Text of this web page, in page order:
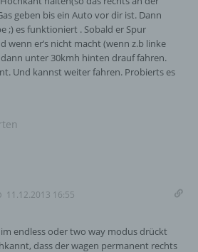
geben bis ein Auto vor dir ist. Dann
;) es funktioniert . Sobald er Spur
wenn er’s nicht macht (wenn z.b linke
unter 30kmh hinten drauf fahren.
Und kannst weiter fahren. Probierts es
11.12.2013 16:55
endless oder two way modus drückt
dass der wagen permanent rechts
geltenden
und anderer Bestimmungen
Charakter ist die:
/ LocalStorage
teilweise so